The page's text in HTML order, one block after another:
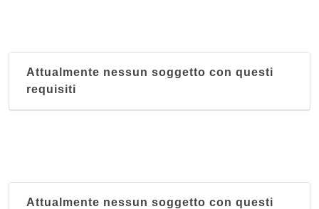
Attualmente nessun soggetto con questi
requisiti
Attualmente nessun soggetto con questi